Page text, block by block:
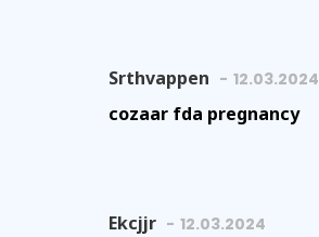
Srthvappen 12.03.2024
cozaar fda pregnancy
Ekcjjr 12.03.2024